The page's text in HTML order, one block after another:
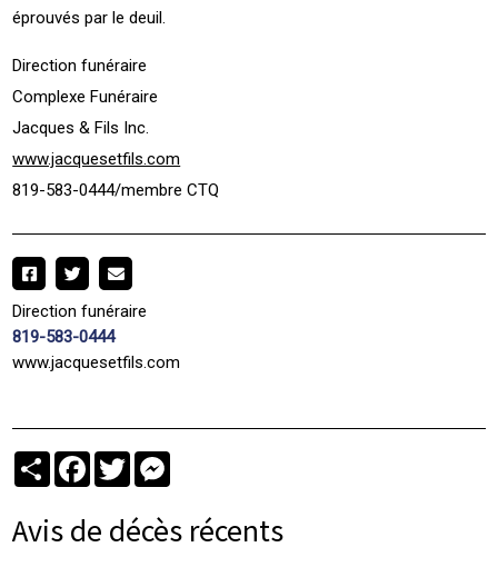
éprouvés par le deuil.
Direction funéraire
Complexe Funéraire
Jacques & Fils Inc.
www.jacquesetfils.com
819-583-0444/membre CTQ
Direction funéraire
819-583-0444
www.jacquesetfils.com
PartagerFacebook
Twitter
Avis de décès récents